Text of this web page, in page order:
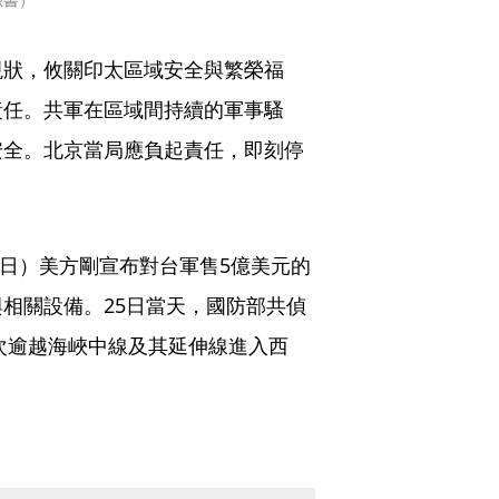
，攸關印太區域安全與繁榮福
。共軍在區域間持續的軍事騷
。北京當局應負起責任，即刻停
）美方剛宣布對台軍售5億美元的
關設備。25日當天，國防部共偵
越海峽中線及其延伸線進入西